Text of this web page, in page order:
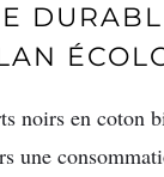
noirs en coton
une